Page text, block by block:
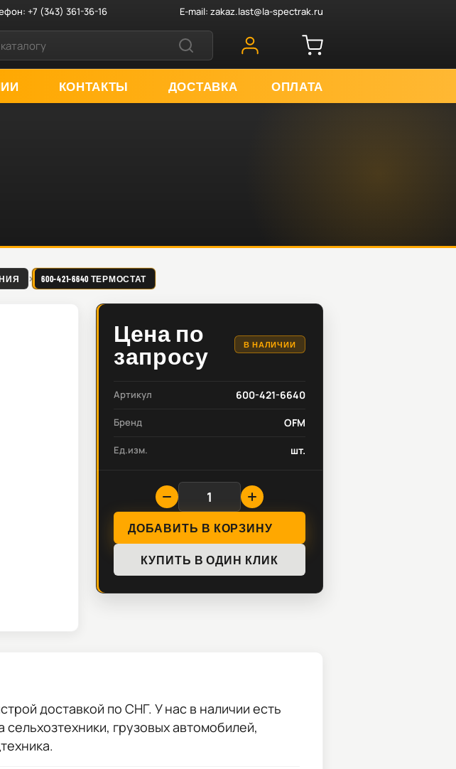
+7 (343) 361-36-16 E-mail: zakaz.last@la-spectrak.ru
КОНТАКТЫ ДОСТАВКА ОПЛАТА
600-421-6640 ТЕРМОСТАТ
Цена по
запросу
В НАЛИЧИИ
Артикул 600-421-6640
Бренд OFM
Ед.изм. шт.
ДОБАВИТЬ В КОРЗИНУ
КУПИТЬ В ОДИН КЛИК
доставкой по СНГ. У нас в наличии есть
грузовых автомобилей,